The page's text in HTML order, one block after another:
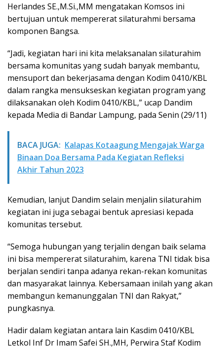
Herlandes SE.,M.Si.,MM mengatakan Komsos ini
bertujuan untuk mempererat silaturahmi bersama
komponen Bangsa.
“Jadi, kegiatan hari ini kita melaksanalan silaturahim
bersama komunitas yang sudah banyak membantu,
mensuport dan bekerjasama dengan Kodim 0410/KBL
dalam rangka mensukseskan kegiatan program yang
dilaksanakan oleh Kodim 0410/KBL,” ucap Dandim
kepada Media di Bandar Lampung, pada Senin (29/11)
BACA JUGA: Kalapas Kotaagung Mengajak Warga
Binaan Doa Bersama Pada Kegiatan Refleksi
Akhir Tahun 2023
Kemudian, lanjut Dandim selain menjalin silaturahim
kegiatan ini juga sebagai bentuk apresiasi kepada
komunitas tersebut.
“Semoga hubungan yang terjalin dengan baik selama
ini bisa mempererat silaturahim, karena TNI tidak bisa
berjalan sendiri tanpa adanya rekan-rekan komunitas
dan masyarakat lainnya. Kebersamaan inilah yang akan
membangun kemanunggalan TNI dan Rakyat,”
pungkasnya.
Hadir dalam kegiatan antara lain Kasdim 0410/KBL
Letkol Inf Dr Imam Safei SH.,MH, Perwira Staf Kodim